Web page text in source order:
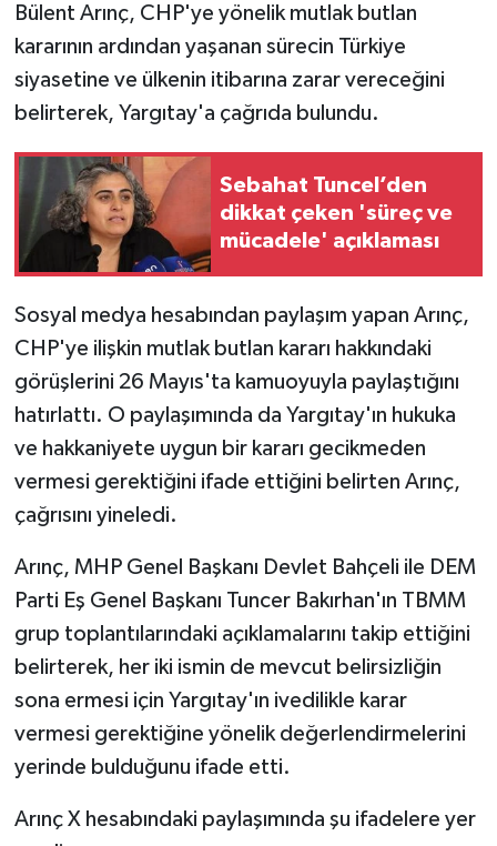
Bülent Arınç, CHP'ye yönelik mutlak butlan
kararının ardından yaşanan sürecin Türkiye
siyasetine ve ülkenin itibarına zarar vereceğini
belirterek, Yargıtay'a çağrıda bulundu.
Sebahat Tuncel’den
dikkat çeken 'süreç ve
mücadele' açıklaması
Sosyal medya hesabından paylaşım yapan Arınç,
CHP'ye ilişkin mutlak butlan kararı hakkındaki
görüşlerini 26 Mayıs'ta kamuoyuyla paylaştığını
hatırlattı. O paylaşımında da Yargıtay'ın hukuka
ve hakkaniyete uygun bir kararı gecikmeden
vermesi gerektiğini ifade ettiğini belirten Arınç,
çağrısını yineledi.
Arınç, MHP Genel Başkanı Devlet Bahçeli ile DEM
Parti Eş Genel Başkanı Tuncer Bakırhan'ın TBMM
grup toplantılarındaki açıklamalarını takip ettiğini
belirterek, her iki ismin de mevcut belirsizliğin
sona ermesi için Yargıtay'ın ivedilikle karar
vermesi gerektiğine yönelik değerlendirmelerini
yerinde bulduğunu ifade etti.
Arınç X hesabındaki paylaşımında şu ifadelere yer
2024 Seçim Sonuçları